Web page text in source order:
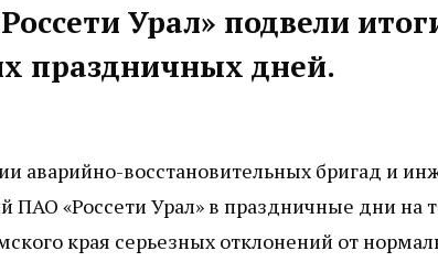
Урал» подвели
праздничных дней.
аварийно-восстановительных бригад и
ПАО «Россети Урал» в праздничные дни на
края серьезных отклонений от